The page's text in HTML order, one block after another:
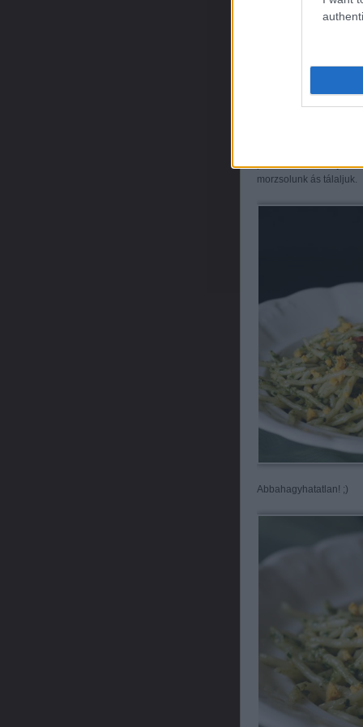
Nagy fazékban vizet
pestot összekeverjük a
morzsolunk ás tálaljuk.
Abbahagyhatatlan! ;)